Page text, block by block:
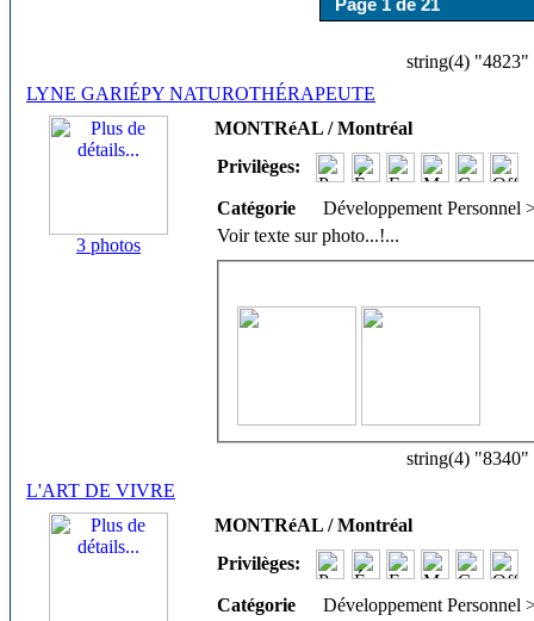
string(4) "4823"
LYNE GARIÉPY NATUROTHÉRAPEUTE
3 photos
MONTRéAL / Montréal
Privilèges:
Catégorie
Développement Personnel
Voir texte sur photo...!...
string(4) "8340"
L'ART DE VIVRE
MONTRéAL / Montréal
Privilèges:
Catégorie
Développement Personnel